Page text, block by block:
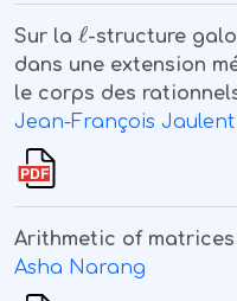
Sur la ℓ-structure
dans une extension
le corps des
Jean-François Jaulent
Arithmetic of
Asha Narang